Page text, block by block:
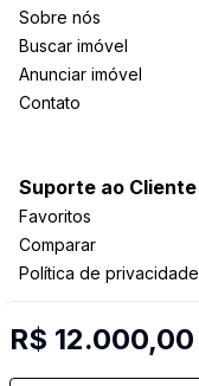
R$ 12.000,00
Sobre nós
Buscar imóvel
Anunciar imóvel
Contato
Suporte ao Cliente
Favoritos
Comparar
Política de privacidade